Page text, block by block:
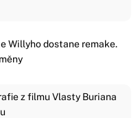
Willyho dostane remake.
z filmu Vlasty Buriana